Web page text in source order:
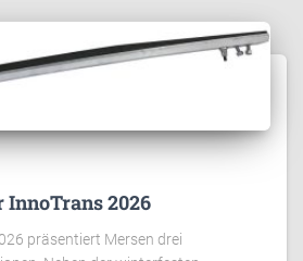
InnoTrans 2026
präsentiert Mersen drei